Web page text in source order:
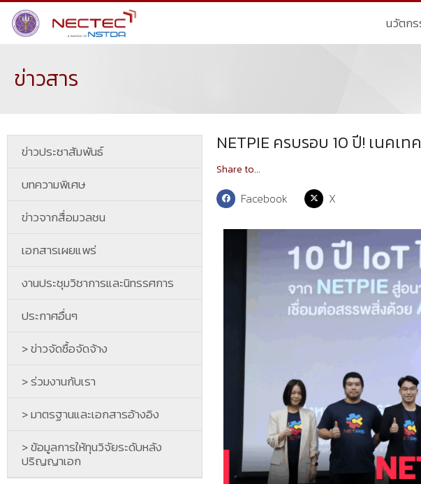
นวัตก
ข่าวสาร
ข่าวประชาสัมพันธ์
บทความพิเศษ
ข่าวจากสื่อมวลชน
เอกสารเผยแพร่
งานประชุมวิชาการและนิทรรศการ
ประกาศอื่นๆ
> ข่าวจัดซื้อจัดจ้าง
> ร่วมงานกับเรา
> มาตรฐานและเอกสารอ้างอิง
> ข้อมูลการให้ทุนวิจัยระดับหลัง
ปริญญาเอก
NETPIE ครบรอบ 10 ปี! เนคเ
Share to...
Facebook X